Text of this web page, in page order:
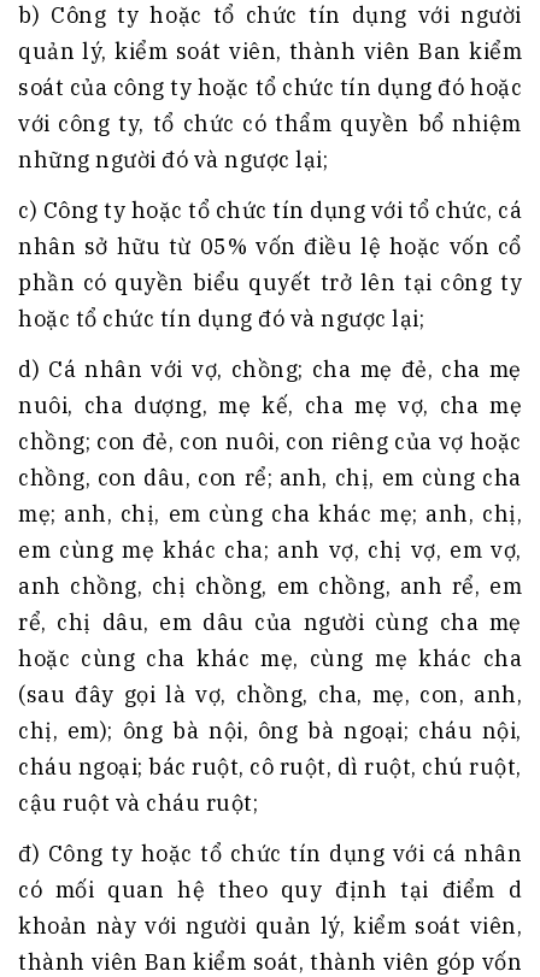
b) Công ty hoặc tổ chức tín dụng với người
quản lý, kiểm soát viên, thành viên Ban kiểm
soát của công ty hoặc tổ chức tín dụng đó hoặc
với công ty, tổ chức có thẩm quyền bổ nhiệm
những người đó và ngược lại;
c) Công ty hoặc tổ chức tín dụng với tổ chức, cá
nhân sở hữu từ 05% vốn điều lệ hoặc vốn cổ
phần có quyền biểu quyết trở lên tại công ty
hoặc tổ chức tín dụng đó và ngược lại;
d) Cá nhân với vợ, chồng; cha mẹ đẻ, cha mẹ
nuôi, cha dượng, mẹ kế, cha mẹ vợ, cha mẹ
chồng; con đẻ, con nuôi, con riêng của vợ hoặc
chồng, con dâu, con rể; anh, chị, em cùng cha
mẹ; anh, chị, em cùng cha khác mẹ; anh, chị,
em cùng mẹ khác cha; anh vợ, chị vợ, em vợ,
anh chồng, chị chồng, em chồng, anh rể, em
rể, chị dâu, em dâu của người cùng cha mẹ
hoặc cùng cha khác mẹ, cùng mẹ khác cha
(sau đây gọi là vợ, chồng, cha, mẹ, con, anh,
chị, em); ông bà nội, ông bà ngoại; cháu nội,
cháu ngoại; bác ruột, cô ruột, dì ruột, chú ruột,
cậu ruột và cháu ruột;
đ) Công ty hoặc tổ chức tín dụng với cá nhân
có mối quan hệ theo quy định tại điểm d
khoản này với người quản lý, kiểm soát viên,
thành viên Ban kiểm soát, thành viên góp vốn